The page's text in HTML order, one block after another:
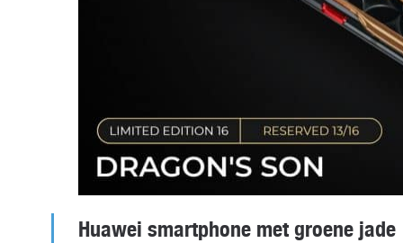
Huawei smartphone met groene jade